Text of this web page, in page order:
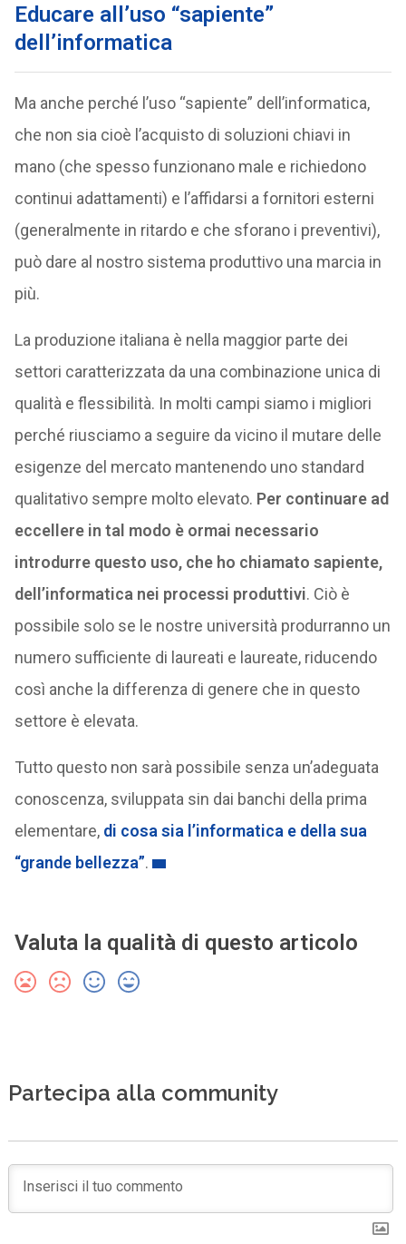
Educare all’uso “sapiente”
dell’informatica
Ma anche perché l’uso “sapiente” dell’informatica,
che non sia cioè l’acquisto di soluzioni chiavi in
mano (che spesso funzionano male e richiedono
continui adattamenti) e l’affidarsi a fornitori esterni
(generalmente in ritardo e che sforano i preventivi),
può dare al nostro sistema produttivo una marcia in
più.
La produzione italiana è nella maggior parte dei
settori caratterizzata da una combinazione unica di
qualità e flessibilità. In molti campi siamo i migliori
perché riusciamo a seguire da vicino il mutare delle
esigenze del mercato mantenendo uno standard
qualitativo sempre molto elevato. Per continuare ad
eccellere in tal modo è ormai necessario
introdurre questo uso, che ho chiamato sapiente,
dell’informatica nei processi produttivi. Ciò è
possibile solo se le nostre università produrranno un
numero sufficiente di laureati e laureate, riducendo
così anche la differenza di genere che in questo
settore è elevata.
Tutto questo non sarà possibile senza un’adeguata
conoscenza, sviluppata sin dai banchi della prima
elementare, di cosa sia l’informatica e della sua
“grande bellezza”.
Valuta la qualità di questo articolo
Partecipa alla community